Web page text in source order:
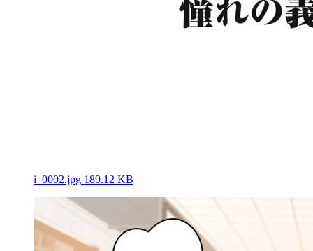
i_0002.jpg 189.12 KB